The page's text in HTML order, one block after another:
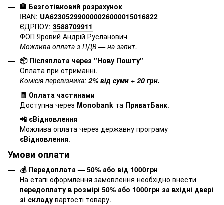
🏦 Безготівковий розрахунок
IBAN: UA623052990000026000015016822
ЄДРПОУ: 3588709911
ФОП Яровий Андрій Русланович
Можлива оплата з ПДВ — на запит.
📦 Післяплата через "Нову Пошту"
Оплата при отриманні.
Комісія перевізника: 2% від суми + 20 грн.
🧾 Оплата частинами
Доступна через Monobank та ПриватБанк.
📲 єВідновлення
Можлива оплата через державну програму
єВідновлення.
Умови оплати
💰 Передоплата — 50% або від 1000грн
На етапі оформлення замовлення необхідно внести
передоплату в розмірі 50% або 1000грн за вхідні двері
зі складу вартості товару.